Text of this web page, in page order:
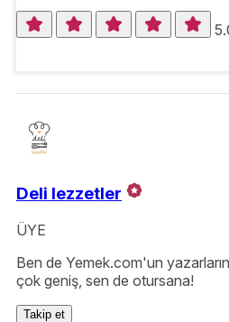
Deli lezzetler
ÜYE
Ben de Yemek.com'un
çok geniş, sen de otursana!
Takip et